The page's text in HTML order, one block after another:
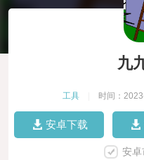
九
工具 时间：
安卓下载
安卓